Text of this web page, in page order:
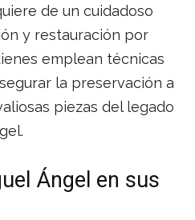
de un cuidadoso
y restauración por
emplean técnicas
la preservación a
piezas del legado
Ángel en sus